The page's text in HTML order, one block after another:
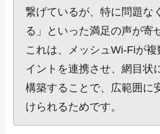
繋げているが、特に問題な
る」といった満足の声が寄
これは、メッシュWi-Fiが
イントを連携させ、網目状
構築することで、広範囲に
けられるためです。